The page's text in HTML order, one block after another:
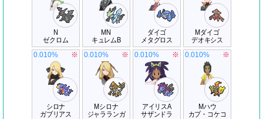
N
ゼクロム
MN
キュレムB
ダイゴ
メタグロス
Mダイゴ
デオキシス
シロナ
ガブリアス
0.010% ※
Mシロナ
ジャラランガ
0.010% ※
アイリスA
サザンドラ
0.010% ※
Mハウ
カプ・コケコ
0.010% ※